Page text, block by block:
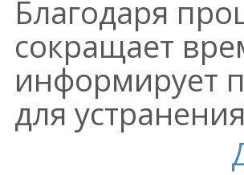
Благодаря
сокращает
информирует
для